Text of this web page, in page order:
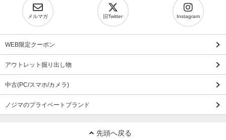
メルマガ 旧Twitter Instagram
WEB限定クーポン
アウトレット掘り出し物
中古(PC/スマホ/カメラ)
ノジマのプライベートブランド
先頭へ戻る